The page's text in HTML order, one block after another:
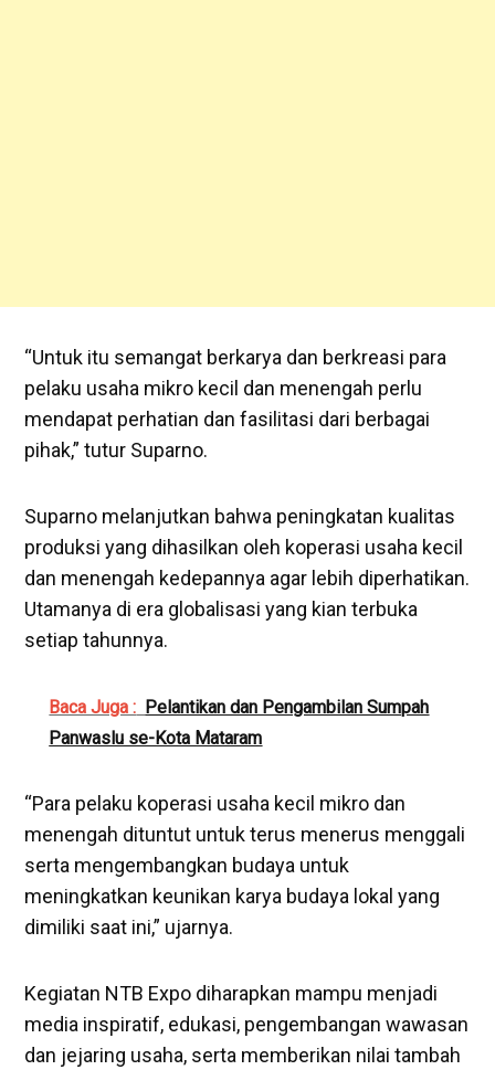
“Untuk itu semangat berkarya dan berkreasi para
pelaku usaha mikro kecil dan menengah perlu
mendapat perhatian dan fasilitasi dari berbagai
pihak,” tutur Suparno.
Suparno melanjutkan bahwa peningkatan kualitas
produksi yang dihasilkan oleh koperasi usaha kecil
dan menengah kedepannya agar lebih diperhatikan.
Utamanya di era globalisasi yang kian terbuka
setiap tahunnya.
Baca Juga : Pelantikan dan Pengambilan Sumpah
Panwaslu se-Kota Mataram
“Para pelaku koperasi usaha kecil mikro dan
menengah dituntut untuk terus menerus menggali
serta mengembangkan budaya untuk
meningkatkan keunikan karya budaya lokal yang
dimiliki saat ini,” ujarnya.
Kegiatan NTB Expo diharapkan mampu menjadi
media inspiratif, edukasi, pengembangan wawasan
dan jejaring usaha, serta memberikan nilai tambah